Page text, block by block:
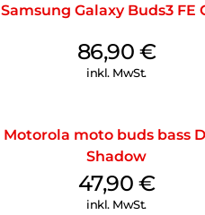
Samsung Galaxy Buds3 FE
86,90 €
inkl. MwSt.
Motorola moto buds bass
Shadow
47,90 €
inkl. MwSt.